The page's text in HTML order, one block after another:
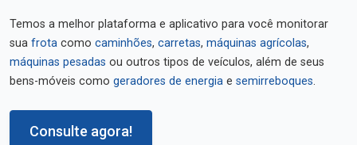
Temos a melhor plataforma e aplicativo para você monitorar
sua frota como caminhões, carretas, máquinas agrícolas,
máquinas pesadas ou outros tipos de veículos, além de seus
bens-móveis como geradores de energia e semirreboques.
Consulte agora!